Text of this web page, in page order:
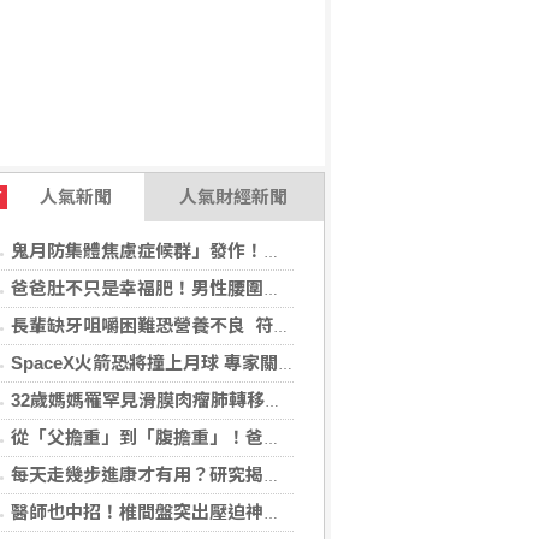
人氣新聞 人氣財經新聞
鬼月防集體焦慮症候群」發作！醫揭：安度民俗月2大「認知調適」對策
爸爸肚不只是幸福肥！男性腰圍逾90公分 醫籲留意脂肪肝風險
長輩缺牙咀嚼困難恐營養不良 符合「這二身分」可申請假牙補助
SpaceX火箭恐將撞上月球 專家關注衝擊後果
32歲媽媽罹罕見滑膜肉瘤肺轉移！立體定位精準放療SBRT，控制轉移病灶
從「父擔重」到「腹擔重」！爸爸肚恐暗藏中年男性健康危機
每天走幾步進康才有用？研究揭：5000步即可降低37%死亡風險
醫師也中招！椎間盤突出壓迫神經 微創內視鏡手術助重返正常生活